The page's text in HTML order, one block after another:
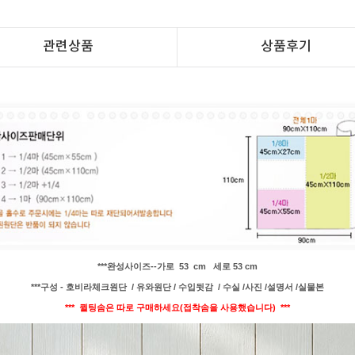
관련상품 상품후기
***완성사이즈--가로 53 cm 세로 53 cm
***구성 - 호비라체크원단 / 유와원단 / 수입뒷감 / 수실 /사진 /설명서 /실물본
*** 퀼팅솜은 따로 구매하세요(접착솜을 사용했습니다) ***